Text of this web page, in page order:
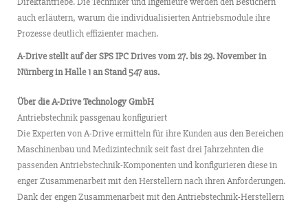
auch erläutern, warum die individualisierten Antriebsmodule ihre
Prozesse deutlich effizienter machen.
A-Drive stellt auf der SPS IPC Drives vom 27. bis 29. November in
Nürnberg in Halle 1 an Stand 547 aus.
Über die A-Drive Technology GmbH
Antriebstechnik passgenau konfiguriert
Die Experten von A-Drive ermitteln für ihre Kunden aus den Bereichen
Maschinenbau und Medizintechnik seit fast drei Jahrzehnten die
passenden Antriebstechnik-Komponenten und konfigurieren diese in
enger Zusammenarbeit mit den Herstellern nach ihren Anforderungen.
Dank der engen Zusammenarbeit mit den Antriebstechnik-Herstellern